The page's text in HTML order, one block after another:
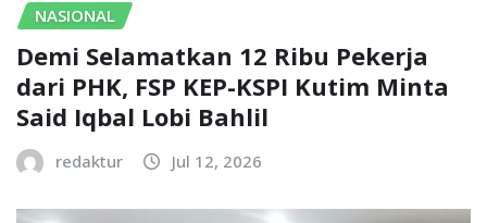
NASIONAL
Demi Selamatkan 12 Ribu Pekerja
dari PHK, FSP KEP-KSPI Kutim Minta
Said Iqbal Lobi Bahlil
redaktur Jul 12, 2026